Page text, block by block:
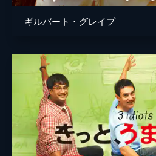
薬学士
監督
脚本
音楽
製作
ギルバート・グレイプ